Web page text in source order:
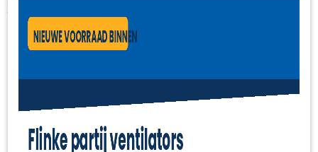
Terpentine